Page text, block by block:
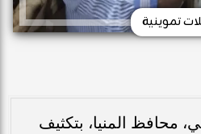
تموينية
محافظ المنيا، بتكثيف